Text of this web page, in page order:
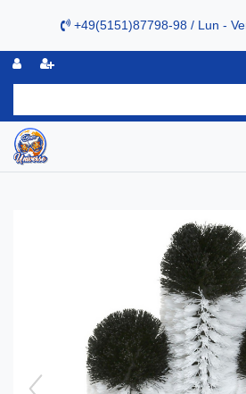
+49(5151)87798-98 / Lun -